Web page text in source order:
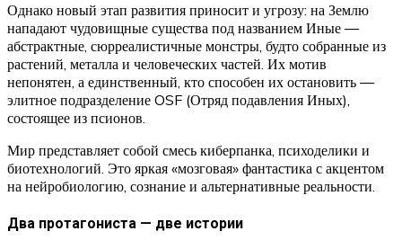
Однако новый этап развития приносит и угрозу: на Землю
нападают чудовищные существа под названием Иные —
абстрактные, сюрреалистичные монстры, будто собранные из
растений, металла и человеческих частей. Их мотив
непонятен, а единственный, кто способен их остановить —
элитное подразделение OSF (Отряд подавления Иных),
состоящее из псионов.
Мир представляет собой смесь киберпанка, психоделики и
биотехнологий. Это яркая «мозговая» фантастика с акцентом
на нейробиологию, сознание и альтернативные реальности.
Два протагониста — две истории